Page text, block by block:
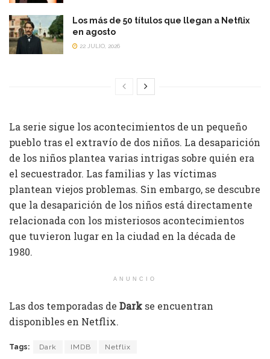
Los más de 50 títulos que llegan a Netflix
en agosto
22 JULIO, 2026
La serie sigue los acontecimientos de un pequeño
pueblo tras el extravío de dos niños. La desaparición
de los niños plantea varias intrigas sobre quién era
el secuestrador. Las familias y las víctimas
plantean viejos problemas. Sin embargo, se descubre
que la desaparición de los niños está directamente
relacionada con los misteriosos acontecimientos
que tuvieron lugar en la ciudad en la década de
1980.
ANUNCIO
Las dos temporadas de Dark se encuentran
disponibles en Netflix.
Tags: Dark IMDB Netflix